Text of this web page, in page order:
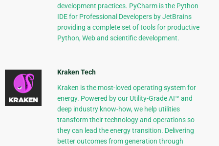
development practices. PyCharm is the Python
IDE for Professional Developers by JetBrains
providing a complete set of tools for productive
Python, Web and scientific development.
Kraken Tech
Kraken is the most-loved operating system for
energy. Powered by our Utility-Grade AI™ and
deep industry know-how, we help utilities
transform their technology and operations so
they can lead the energy transition. Delivering
better outcomes from generation through